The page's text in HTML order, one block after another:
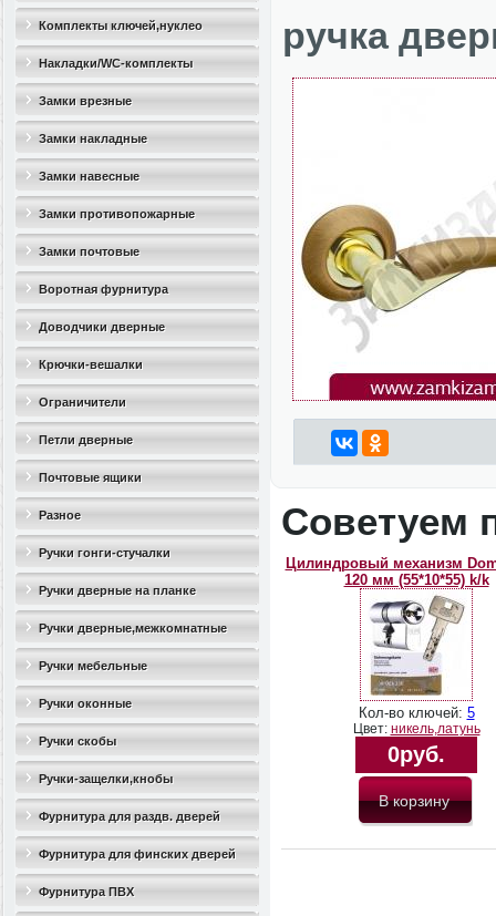
Комплекты ключей,нуклео
Накладки/WC-комплекты
Замки врезные
Замки накладные
Замки навесные
Замки противопожарные
Замки почтовые
Воротная фурнитура
Доводчики дверные
Крючки-вешалки
Ограничители
дверные(стопоры)
Петли дверные
Почтовые ящики
Разное
Ручки гонги-стучалки
Ручки дверные на планке
Ручки дверные,межкомнатные
Ручки мебельные
Ручки оконные
Ручки скобы
Ручки-защелки,кнобы
Фурнитура для раздв. дверей
Фурнитура для финских дверей
Фурнитура ПВХ
ручка
Советуем
Цилиндровый механизм
120 мм (55*10*55) k/k
Кол-во ключей: 5
Цвет: никель,латунь
0руб.